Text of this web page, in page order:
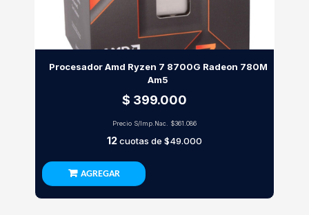
Procesador Amd Ryzen 7 8700G Radeon 780M
Am5
$ 399.000
Precio S/Imp.Nac. $361.086
12cuotas de $49.000
AGREGAR